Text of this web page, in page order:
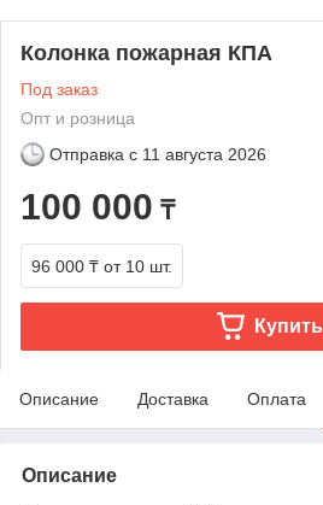
Колонка пожарная КПА
Под заказ
Опт и розница
Отправка с 11 августа 2026
100 000 ₸
96 000 ₸ от 10 шт.
Купить
Описание Доставка Оплата
Описание